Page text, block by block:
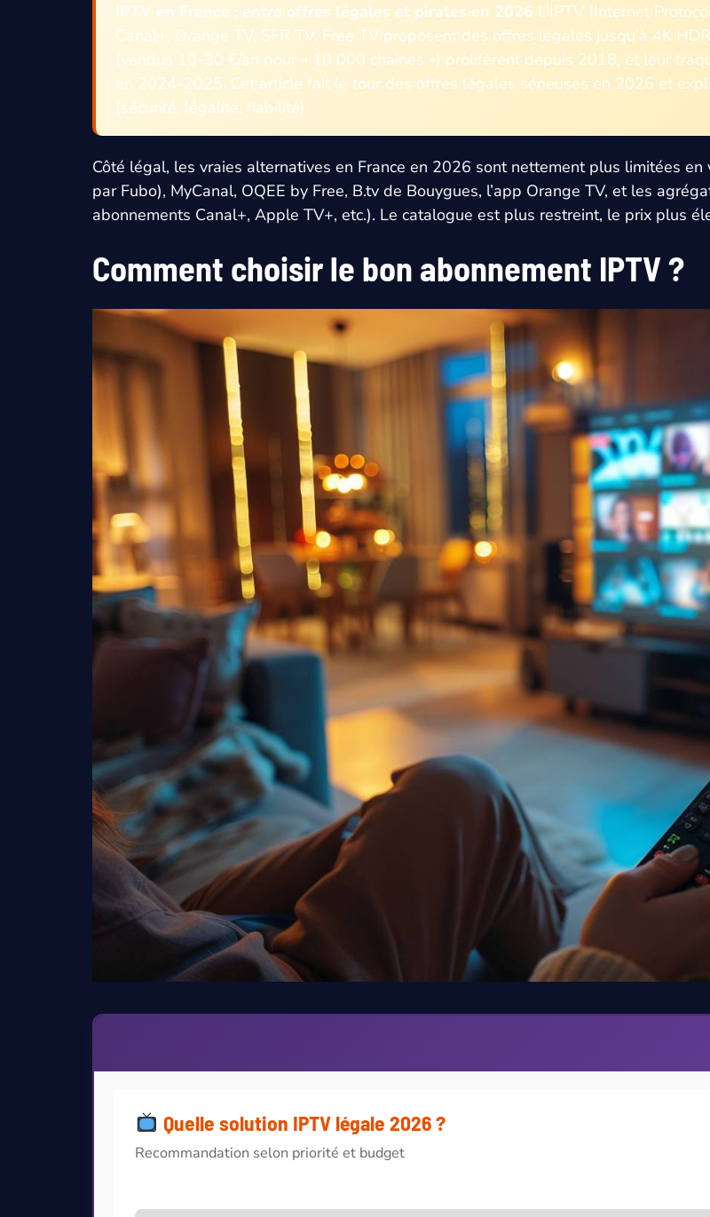
IPTV en France : entre offres légales et pirates en 2026 L’IPTV (Internet
Canal+, Orange TV, SFR TV, Free TV proposent des offres légales jusqu’à 4K
(vendus 10-30 €/an pour « 10 000 chaînes ») prolifèrent depuis 2018, et leur
en 2024-2025. Cet article fait le tour des offres légales sérieuses en 2026 et
(sécurité, légalité, fiabilité).
Côté légal, les vraies alternatives en France en 2026 sont nettement plus limitées
par Fubo), MyCanal, OQEE by Free, B.tv de Bouygues, l’app Orange TV, et les
abonnements Canal+, Apple TV+, etc.). Le catalogue est plus restreint, le prix plus
Comment choisir le bon abonnement IPTV ?
Quelle solution IPTV légale 2026 ?
Recommandation selon priorité et budget